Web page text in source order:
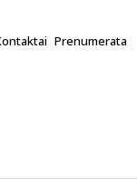
Prenumerata